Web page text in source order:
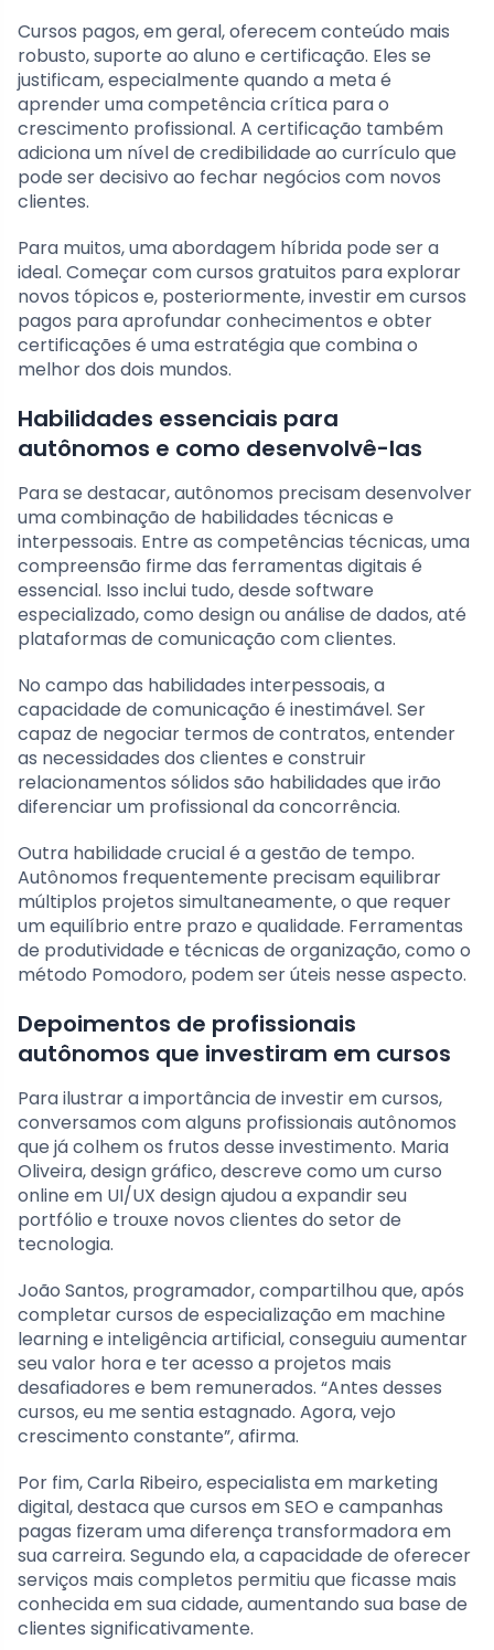
Cursos pagos, em geral, oferecem conteúdo mais
robusto, suporte ao aluno e certificação. Eles se
justificam, especialmente quando a meta é
aprender uma competência crítica para o
crescimento profissional. A certificação também
adiciona um nível de credibilidade ao currículo que
pode ser decisivo ao fechar negócios com novos
clientes.
Para muitos, uma abordagem híbrida pode ser a
ideal. Começar com cursos gratuitos para explorar
novos tópicos e, posteriormente, investir em cursos
pagos para aprofundar conhecimentos e obter
certificações é uma estratégia que combina o
melhor dos dois mundos.
Habilidades essenciais para
autônomos e como desenvolvê-las
Para se destacar, autônomos precisam desenvolver
uma combinação de habilidades técnicas e
interpessoais. Entre as competências técnicas, uma
compreensão firme das ferramentas digitais é
essencial. Isso inclui tudo, desde software
especializado, como design ou análise de dados, até
plataformas de comunicação com clientes.
No campo das habilidades interpessoais, a
capacidade de comunicação é inestimável. Ser
capaz de negociar termos de contratos, entender
as necessidades dos clientes e construir
relacionamentos sólidos são habilidades que irão
diferenciar um profissional da concorrência.
Outra habilidade crucial é a gestão de tempo.
Autônomos frequentemente precisam equilibrar
múltiplos projetos simultaneamente, o que requer
um equilíbrio entre prazo e qualidade. Ferramentas
de produtividade e técnicas de organização, como o
método Pomodoro, podem ser úteis nesse aspecto.
Depoimentos de profissionais
autônomos que investiram em cursos
Para ilustrar a importância de investir em cursos,
conversamos com alguns profissionais autônomos
que já colhem os frutos desse investimento. Maria
Oliveira, design gráfico, descreve como um curso
online em UI/UX design ajudou a expandir seu
portfólio e trouxe novos clientes do setor de
tecnologia.
João Santos, programador, compartilhou que, após
completar cursos de especialização em machine
learning e inteligência artificial, conseguiu aumentar
seu valor hora e ter acesso a projetos mais
desafiadores e bem remunerados. “Antes desses
cursos, eu me sentia estagnado. Agora, vejo
crescimento constante”, afirma.
Por fim, Carla Ribeiro, especialista em marketing
digital, destaca que cursos em SEO e campanhas
pagas fizeram uma diferença transformadora em
sua carreira. Segundo ela, a capacidade de oferecer
serviços mais completos permitiu que ficasse mais
conhecida em sua cidade, aumentando sua base de
clientes significativamente.